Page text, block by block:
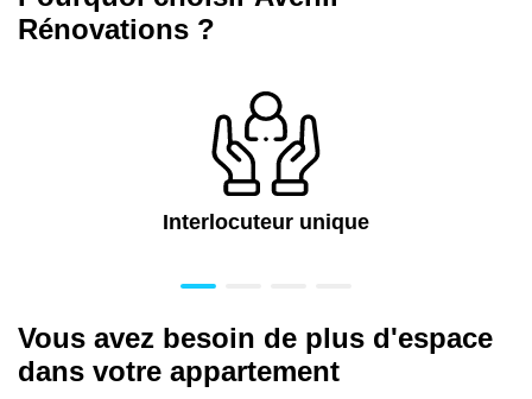
Rénovations ?
Interlocuteur unique
Vous avez besoin de plus d'espace
dans votre appartement